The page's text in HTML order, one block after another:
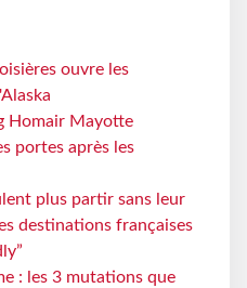
ouvre les
Homair Mayotte
portes après les
plus partir sans leur
destinations françaises
: les 3 mutations que